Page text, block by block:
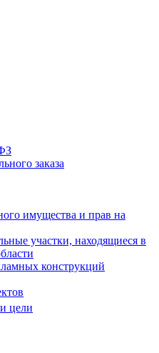
заказа
имущества и прав на
участки, находящиеся в
конструкций
цели